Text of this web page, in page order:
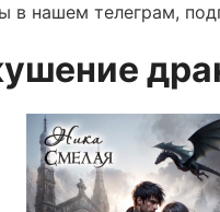
в нашем телеграм,